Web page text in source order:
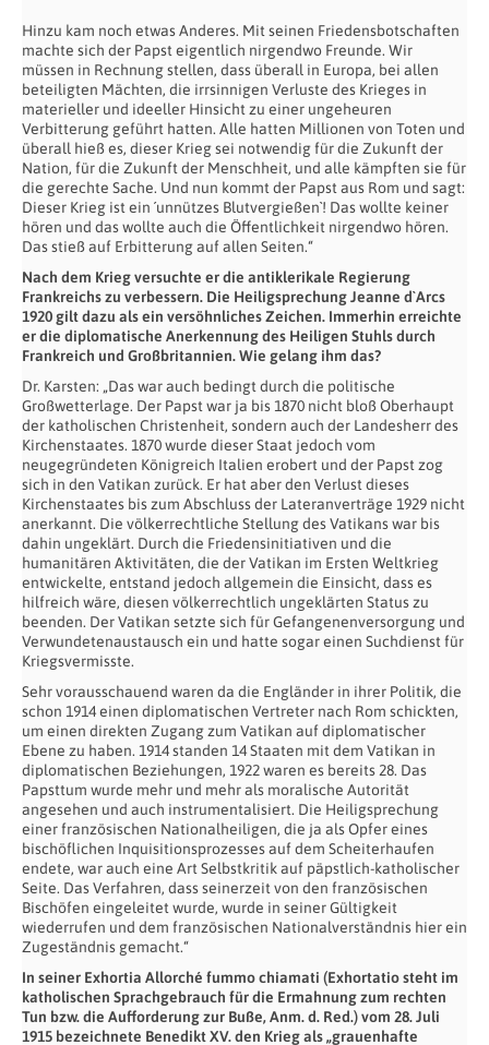
Hinzu kam noch etwas Anderes. Mit seinen Friedensbotschaften
machte sich der Papst eigentlich nirgendwo Freunde. Wir
müssen in Rechnung stellen, dass überall in Europa, bei allen
beteiligten Mächten, die irrsinnigen Verluste des Krieges in
materieller und ideeller Hinsicht zu einer ungeheuren
Verbitterung geführt hatten. Alle hatten Millionen von Toten und
überall hieß es, dieser Krieg sei notwendig für die Zukunft der
Nation, für die Zukunft der Menschheit, und alle kämpften sie für
die gerechte Sache. Und nun kommt der Papst aus Rom und sagt:
Dieser Krieg ist ein ´unnützes Blutvergießen`! Das wollte keiner
hören und das wollte auch die Öffentlichkeit nirgendwo hören.
Das stieß auf Erbitterung auf allen Seiten.“
Nach dem Krieg versuchte er die antiklerikale Regierung
Frankreichs zu verbessern. Die Heiligsprechung Jeanne d`Arcs
1920 gilt dazu als ein versöhnliches Zeichen. Immerhin erreichte
er die diplomatische Anerkennung des Heiligen Stuhls durch
Frankreich und Großbritannien. Wie gelang ihm das?
Dr. Karsten: „Das war auch bedingt durch die politische
Großwetterlage. Der Papst war ja bis 1870 nicht bloß Oberhaupt
der katholischen Christenheit, sondern auch der Landesherr des
Kirchenstaates. 1870 wurde dieser Staat jedoch vom
neugegründeten Königreich Italien erobert und der Papst zog
sich in den Vatikan zurück. Er hat aber den Verlust dieses
Kirchenstaates bis zum Abschluss der Lateranverträge 1929 nicht
anerkannt. Die völkerrechtliche Stellung des Vatikans war bis
dahin ungeklärt. Durch die Friedensinitiativen und die
humanitären Aktivitäten, die der Vatikan im Ersten Weltkrieg
entwickelte, entstand jedoch allgemein die Einsicht, dass es
hilfreich wäre, diesen völkerrechtlich ungeklärten Status zu
beenden. Der Vatikan setzte sich für Gefangenenversorgung und
Verwundetenaustausch ein und hatte sogar einen Suchdienst für
Kriegsvermisste.
Sehr vorausschauend waren da die Engländer in ihrer Politik, die
schon 1914 einen diplomatischen Vertreter nach Rom schickten,
um einen direkten Zugang zum Vatikan auf diplomatischer
Ebene zu haben. 1914 standen 14 Staaten mit dem Vatikan in
diplomatischen Beziehungen, 1922 waren es bereits 28. Das
Papsttum wurde mehr und mehr als moralische Autorität
angesehen und auch instrumentalisiert. Die Heiligsprechung
einer französischen Nationalheiligen, die ja als Opfer eines
bischöflichen Inquisitionsprozesses auf dem Scheiterhaufen
endete, war auch eine Art Selbstkritik auf päpstlich-katholischer
Seite. Das Verfahren, dass seinerzeit von den französischen
Bischöfen eingeleitet wurde, wurde in seiner Gültigkeit
wiederrufen und dem französischen Nationalverständnis hier ein
Zugeständnis gemacht.“
In seiner Exhortia Allorché fummo chiamati (Exhortatio steht im
katholischen Sprachgebrauch für die Ermahnung zum rechten
Tun bzw. die Aufforderung zur Buße, Anm. d. Red.) vom 28. Juli
1915 bezeichnete Benedikt XV. den Krieg als „grauenhafte